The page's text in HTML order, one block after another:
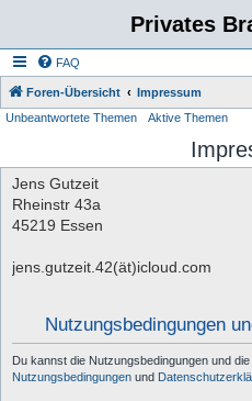
Privates
FAQ
Foren-Übersicht Impressum
Unbeantwortete Themen Aktive Themen
Jens Gutzeit
Rheinstr 43a
45219 Essen
jens.gutzeit.42(ät)icloud.com
Nutzungsbedingungen
Du kannst die Nutzungsbedingungen und
Nutzungsbedingungen und